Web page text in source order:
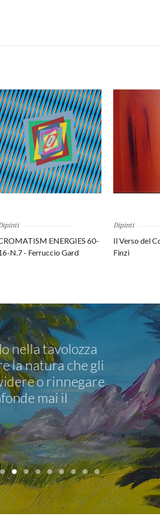
ENERGIES 60-
N.7 - Ferruccio Gard
Dipinti
Il Verso del
Finzi
vetrina di opere d’arte
gli osservatori più attenti
meraviglioso mondo
Leo (ideatore di Operars)